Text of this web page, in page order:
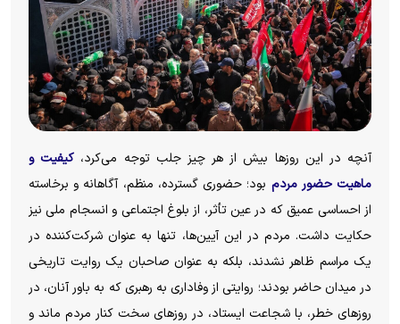
آنچه در این روز‌ها بیش از هر چیز جلب توجه می‌کرد، کیفیت و
ماهیت حضور مردم بود؛ حضوری گسترده، منظم، آگاهانه و برخاسته
از احساسی عمیق که در عین تأثر، از بلوغ اجتماعی و انسجام ملی نیز
حکایت داشت. مردم در این آیین‌ها، تنها به عنوان شرکت‌کننده در
یک مراسم ظاهر نشدند، بلکه به عنوان صاحبان یک روایت تاریخی
در میدان حاضر بودند؛ روایتی از وفاداری به رهبری که به باور آنان، در
روز‌های خطر، با شجاعت ایستاد، در روز‌های سخت کنار مردم ماند و